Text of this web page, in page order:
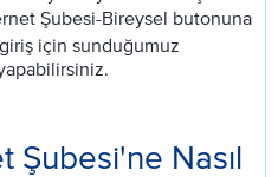
Şubesi-Bireysel butonuna
için sunduğumuz
Şubesi'ne Nasıl